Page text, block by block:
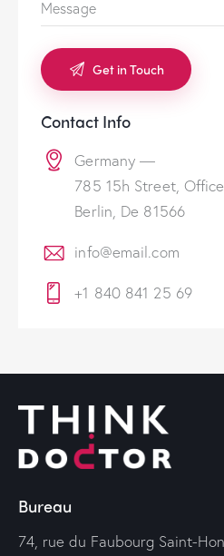
Contact Info
Germany —
785 15h Street,
Berlin, De 81566
info@email.com
+1 840 841 25 69
Bureau
74, rue du Faubourg Saint-